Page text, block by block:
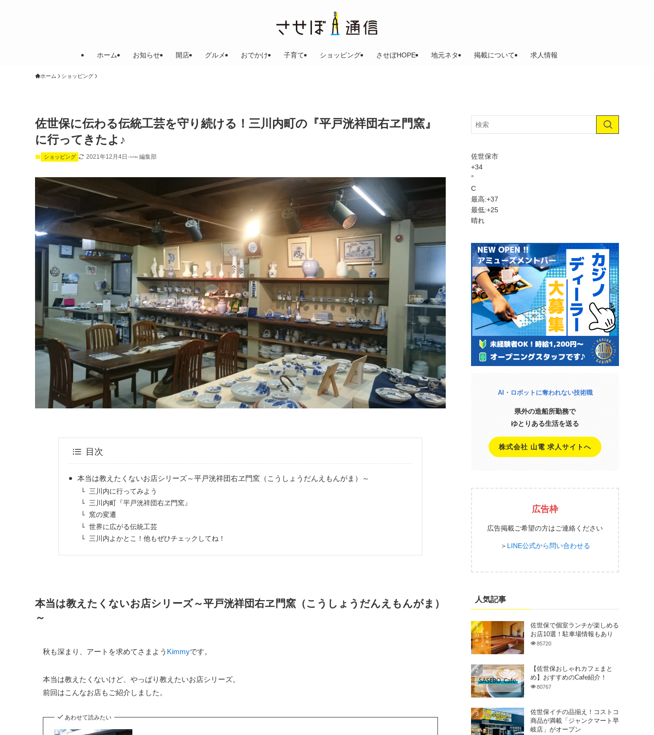
ホーム お知らせ 開店 グルメ おでかけ 子育て ショッピング させぼHOPE 地元ネタ 掲載について 求人情報
ホーム ショッピング
佐世保に伝わる伝統工芸を守り続ける！三川内町の『平戸洸祥団右ヱ門窯』
に行ってきたよ♪
ショッピング 2021年12月4日 編集部
目次
本当は教えたくないお店シリーズ～平戸洸祥団右ヱ門窯（こうしょうだんえもんがま）～
三川内に行ってみよう
三川内町『平戸洸祥団右ヱ門窯』
窯の変遷
世界に広がる伝統工芸
三川内よかとこ！他もぜひチェックしてね！
本当は教えたくないお店シリーズ～平戸洸祥団右ヱ門窯（こうしょうだんえもんがま）
～
秋も深まり、アートを求めてさまよう Kimmyです。
本当は教えたくないけど、やっぱり教えたいお店シリーズ。
前回はこんなお店もご紹介しました。
あわせて読みたい
佐世保市
+34
°
C
最高:+37
最低:+25
晴れ
AI・ロボットに奪われない技術職
県外の造船所勤務で
ゆとりある生活を送る
株式会社 山電 求人サイトへ
広告枠
広告掲載ご希望の方はご連絡ください
＞ LINE公式から問い合わせる
人気記事
佐世保で個室ランチが楽しめる
お店10選！駐車場情報もあり
85720
【佐世保おしゃれカフェまと
め】おすすめのCafe紹介！
80767
佐世保イチの品揃え！コストコ
商品が満載「ジャンクマート早
岐店」がオープン